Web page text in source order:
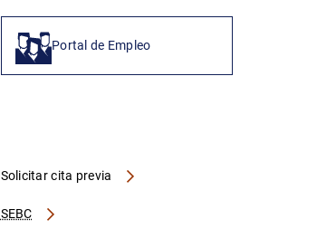
Portal de Empleo
SEBC
Solicitar cita previa